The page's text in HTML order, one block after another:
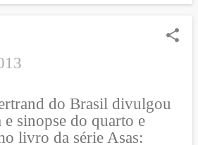
por aqui, com
em torno de R$ 250. E
Qual a sua capa
Acho que me
do Brasil divulgou
e sinopse do quarto e
livro da série Asas: